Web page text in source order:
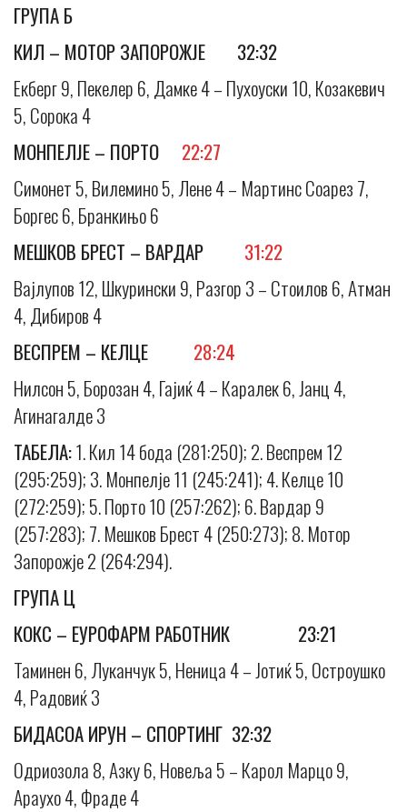
ГРУПА Б
КИЛ – МОТОР ЗАПОРОЖЈЕ 32:32
Екберг 9, Пекелер 6, Дамке 4 – Пухоуски 10, Козакевич
5, Сорока 4
МОНПЕЛЈЕ – ПОРТО 22:27
Симонет 5, Вилемино 5, Лене 4 – Мартинс Соарез 7,
Боргес 6, Бранкињо 6
МЕШКОВ БРЕСТ – ВАРДАР 31:22
Вајлупов 12, Шкурински 9, Разгор 3 – Стоилов 6, Атман
4, Дибиров 4
ВЕСПРЕМ – КЕЛЦЕ 28:24
Нилсон 5, Борозан 4, Гајиќ 4 – Каралек 6, Јанц 4,
Агинагалде 3
ТАБЕЛА:1. Кил 14 бода (281:250); 2. Веспрем 12
(295:259); 3. Монпелје 11 (245:241); 4. Келце 10
(272:259); 5. Порто 10 (257:262); 6. Вардар 9
(257:283); 7. Мешков Брест 4 (250:273); 8. Мотор
Запорожје 2 (264:294).
ГРУПА Ц
КОКС – ЕУРОФАРМ РАБОТНИК 23:21
Таминен 6, Луканчук 5, Неница 4 – Јотиќ 5, Остроушко
4, Радовиќ 3
БИДАСОА ИРУН – СПОРТИНГ 32:32
Одриозола 8, Азку 6, Новеља 5 – Карол Марцо 9,
Араухо 4, Фраде 4